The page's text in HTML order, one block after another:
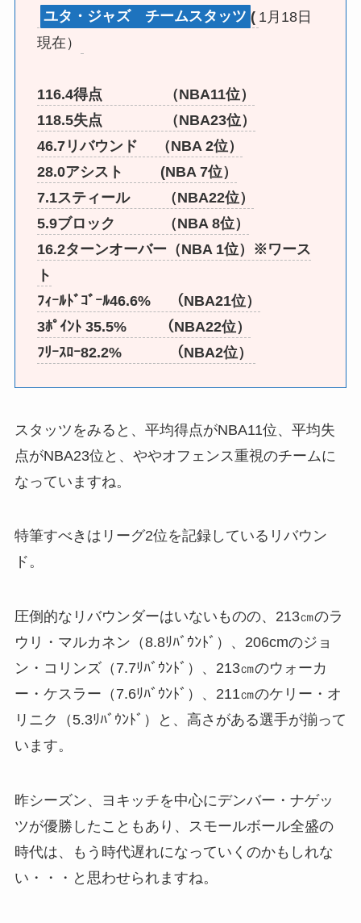
ユタ・ジャズ チームスタッツ ( 1月18日
現在）
116.4得点 （NBA11位）
118.5失点 （NBA23位）
46.7リバウンド （NBA 2位）
28.0アシスト (NBA 7位）
7.1スティール （NBA22位）
5.9ブロック （NBA 8位）
16.2ターンオーバー（NBA 1位）※ワース
ト
ﾌｨｰﾙﾄﾞｺﾞｰﾙ46.6% （NBA21位）
3ﾎﾟｲﾝﾄ 35.5% （NBA22位）
ﾌﾘｰｽﾛｰ82.2% （NBA2位）
スタッツをみると、平均得点がNBA11位、平均失
点がNBA23位と、ややオフェンス重視のチームに
なっていますね。
特筆すべきはリーグ2位を記録しているリバウン
ド。
圧倒的なリバウンダーはいないものの、213㎝のラ
ウリ・マルカネン（8.8ﾘﾊﾞｳﾝﾄﾞ）、206cmのジョ
ン・コリンズ（7.7ﾘﾊﾞｳﾝﾄﾞ）、213㎝のウォーカ
ー・ケスラー（7.6ﾘﾊﾞｳﾝﾄﾞ）、211㎝のケリー・オ
リニク（5.3ﾘﾊﾞｳﾝﾄﾞ）と、高さがある選手が揃って
います。
昨シーズン、ヨキッチを中心にデンバー・ナゲッ
ツが優勝したこともあり、スモールボール全盛の
時代は、もう時代遅れになっていくのかもしれな
い・・・と思わせられますね。